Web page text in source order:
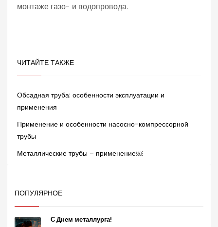
монтаже газо- и водопровода.
ЧИТАЙТЕ ТАКЖЕ
Обсадная труба: особенности эксплуатации и
применения
Применение и особенности насосно-компрессорной
трубы
Металлические трубы – применение￼
ПОПУЛЯРНОЕ
С Днем металлурга!